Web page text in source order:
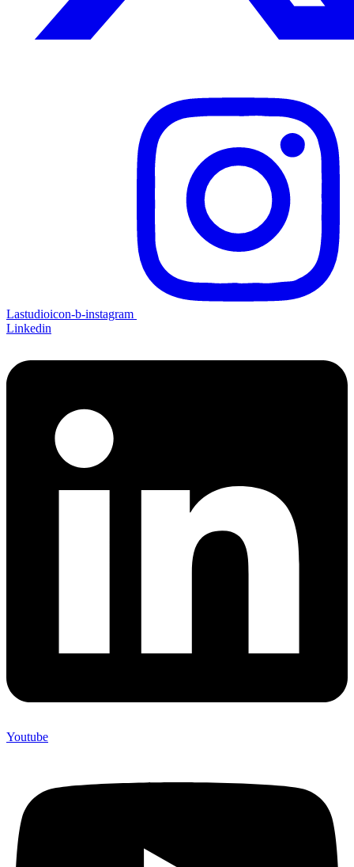
Lastudioicon-b-instagram
Linkedin
Youtube